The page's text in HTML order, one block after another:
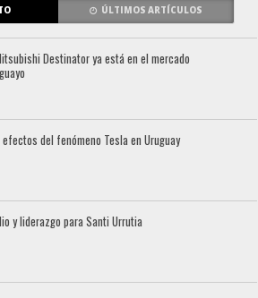
ÚLTIMOS ARTÍCULOS
Destinator ya está en el mercado
efectos del fenómeno Tesla en Uruguay
y liderazgo para Santi Urrutia